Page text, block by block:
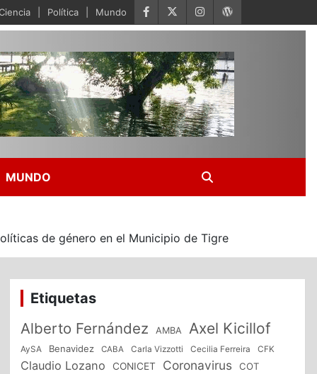
Política Mundo
MUNDO
de género en el Municipio de Tigre
Etiquetas
Alberto Fernández AMBA Axel Kicillof
AySA Benavidez CABA Carla Vizzotti Cecilia Ferreira CFK
Claudio Lozano CONICET Coronavirus COT